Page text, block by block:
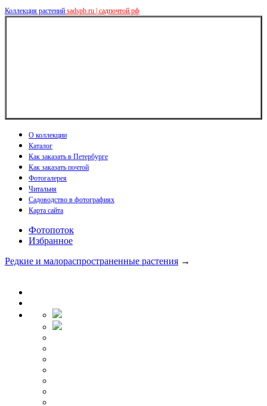
Коллекция растений sadspb.ru | садпочтой.рф
О коллекции
Каталог
Как заказать в Петербурге
Как заказать почтой
Фотогалерея
Читальня
Садоводство в фотографиях
Карта сайта
Фотопоток
Избранное
Редкие и малораспространенные растения →